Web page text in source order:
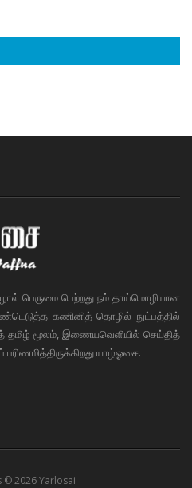
பெருமை பெற்றது நம் தாய்மொழியான
கணினித் தொழில் நுட்பத்தில்
தமிழ் மூலம், இணையவெளியில் செய்தித்
யாழ்ஓசை.
© 2026 Yarlosai